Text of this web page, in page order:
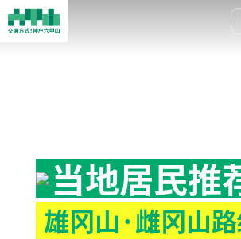
当地居民推
雄冈山·雌冈山